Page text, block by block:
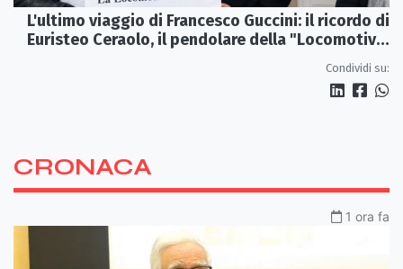
L'ultimo viaggio di Francesco Guccini: il ricordo di
Euristeo Ceraolo, il pendolare della "Locomotiva
Condividi su:
CRONACA
1 ora fa